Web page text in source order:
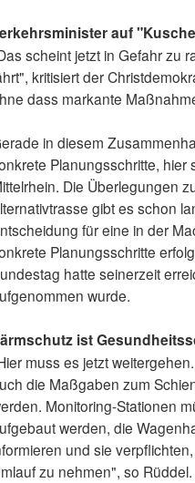
auf
scheint jetzt in Gefahr zu
kritisiert der
dass markante
in diesem
Planungsschritte, hier
Die Überlegungen
gibt es schon
für eine in der
Planungsschritte
hatte seinerzeit
wurde.
ist
muss es jetzt
die Maßgaben zum
Monitoring-Stationen
werden, die
und sie
zu nehmen", so Rüddel.